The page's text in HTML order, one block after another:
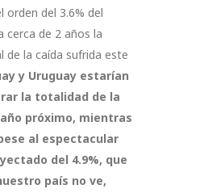
orden del 3.6% del
cerca de 2 años la
de la caída sufrida este
y Uruguay estarían
la totalidad de la
próximo, mientras
al espectacular
del 4.9%, que
país no ve,